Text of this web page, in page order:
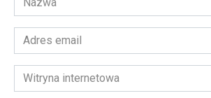
*
Adres
email
*Witryna
internetowa